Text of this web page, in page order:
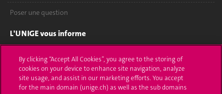
Poser une question
L'UNIGE vous informe
UNIGE Mobile
Médias
By clicking “Accept All Cookies”, you agree to the storing of
cookies on your device to enhance site navigation, analyze
site usage, and assist in our marketing efforts. You accept
for the main domain (unige.ch) as well as the sub domains